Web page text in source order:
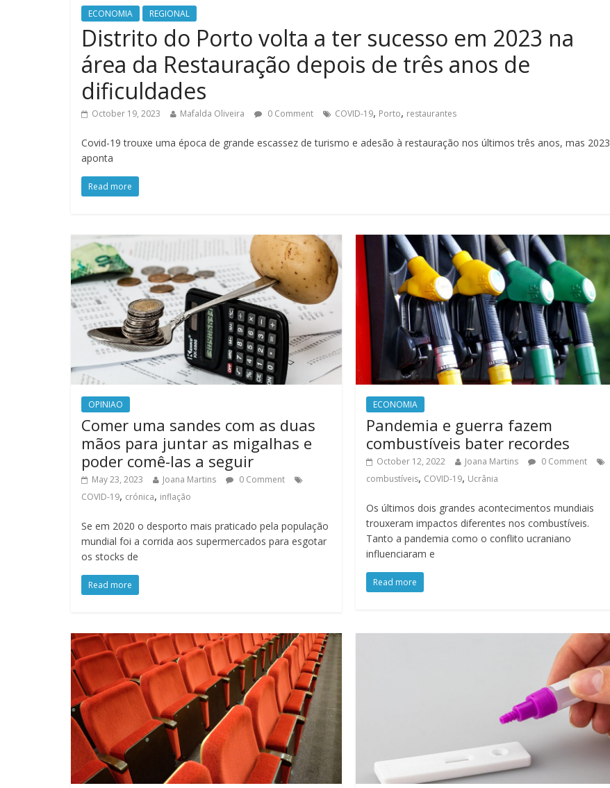
ECONOMIA REGIONAL
Distrito do Porto volta a ter sucesso em 2023 na
área da Restauração depois de três anos de
dificuldades
October 19, 2023 Mafalda Oliveira 0 Comment COVID-19, Porto, restaurantes
Covid-19 trouxe uma época de grande escassez de turismo e adesão à restauração nos últimos três anos, mas 2023
aponta
Read more
OPINIAO
Comer uma sandes com as duas
mãos para juntar as migalhas e
poder comê-las a seguir
May 23, 2023 Joana Martins
0 Comment
COVID-19, crónica, inflação
Se em 2020 o desporto mais praticado pela população
mundial foi a corrida aos supermercados para esgotar
os stocks de
Read more
ECONOMIA
Pandemia e guerra fazem
combustíveis bater recordes
October 12, 2022 Joana Martins
0 Comment
combustíveis, COVID-19, Ucrânia
Os últimos dois grandes acontecimentos mundiais
trouxeram impactos diferentes nos combustíveis.
Tanto a pandemia como o conflito ucraniano
influenciaram e
Read more